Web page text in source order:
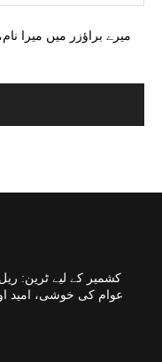
میرے براؤزر میں میرا
کشمیر کے لیے ٹرین:
عوام کی خوشی، امید